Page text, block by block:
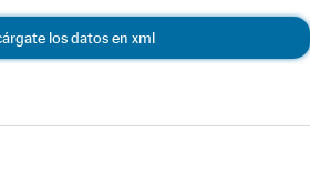
los datos en xml